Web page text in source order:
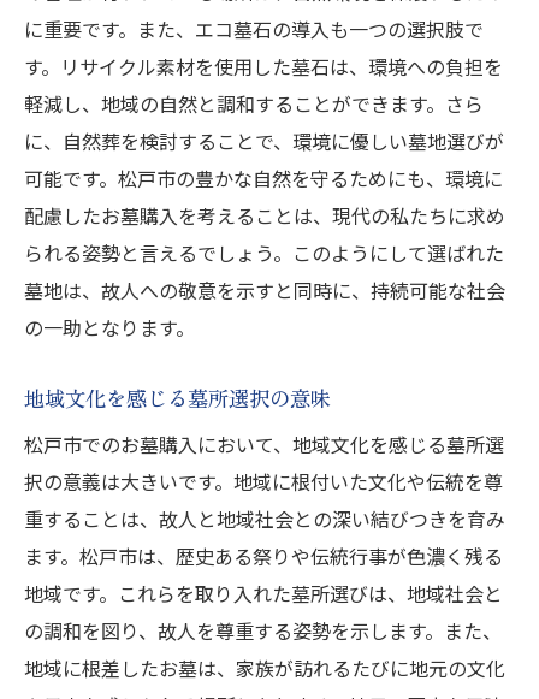
に重要です。また、エコ墓石の導入も一つの選択肢で
す。リサイクル素材を使用した墓石は、環境への負担を
軽減し、地域の自然と調和することができます。さら
に、自然葬を検討することで、環境に優しい墓地選びが
可能です。松戸市の豊かな自然を守るためにも、環境に
配慮したお墓購入を考えることは、現代の私たちに求め
られる姿勢と言えるでしょう。このようにして選ばれた
墓地は、故人への敬意を示すと同時に、持続可能な社会
の一助となります。
地域文化を感じる墓所選択の意味
松戸市でのお墓購入において、地域文化を感じる墓所選
択の意義は大きいです。地域に根付いた文化や伝統を尊
重することは、故人と地域社会との深い結びつきを育み
ます。松戸市は、歴史ある祭りや伝統行事が色濃く残る
地域です。これらを取り入れた墓所選びは、地域社会と
の調和を図り、故人を尊重する姿勢を示します。また、
地域に根差したお墓は、家族が訪れるたびに地元の文化